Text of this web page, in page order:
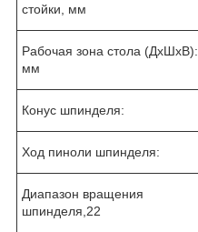
стойки, мм
Рабочая зона стола (ДхШхВ):
мм
Конус шпинделя:
Ход пиноли шпинделя:
Диапазон вращения
шпинделя,22